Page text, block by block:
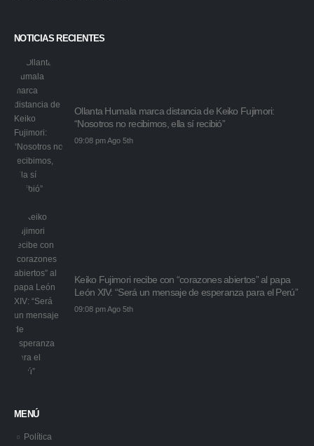
NOTICIAS RECIENTES
Ollanta Humala marca distancia de Keiko Fujimori:
“Nosotros no recibimos, ella sí recibió”
09:08 pm Ago 5th
Keiko Fujimori recibe con “corazones abiertos” al papa
León XIV: “Será un mensaje de esperanza para el Perú”
09:08 pm Ago 5th
MENÚ
Política